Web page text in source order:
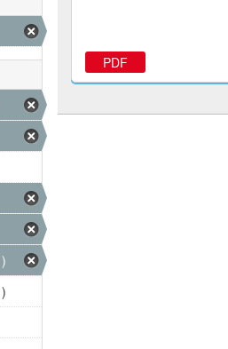
PDF